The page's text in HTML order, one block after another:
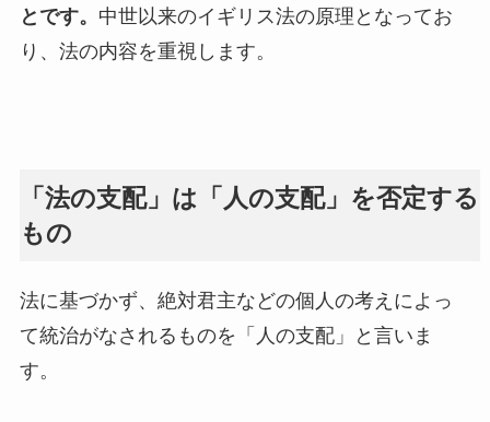
とです。 中世以来のイギリス法の原理となってお
り、法の内容を重視します。
「法の支配」は「人の支配」を否定する
もの
法に基づかず、絶対君主などの個人の考えによっ
て統治がなされるものを「人の支配」と言いま
す。